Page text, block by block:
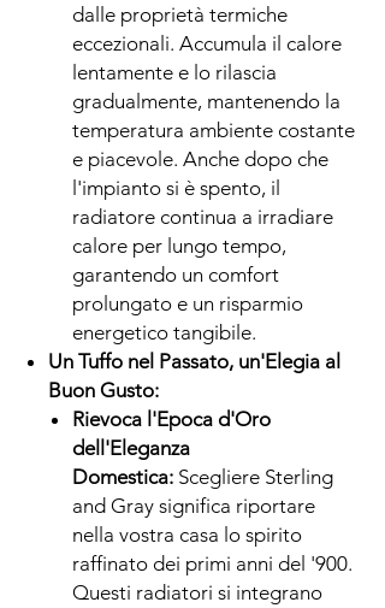
dalle proprietà termiche
eccezionali. Accumula il calore
lentamente e lo rilascia
gradualmente, mantenendo la
temperatura ambiente costante
e piacevole. Anche dopo che
l'impianto si è spento, il
radiatore continua a irradiare
calore per lungo tempo,
garantendo un comfort
prolungato e un risparmio
energetico tangibile.
Un Tuffo nel Passato, un'Elegia al
Buon Gusto:
Rievoca l'Epoca d'Oro
dell'Eleganza
Domestica: Scegliere Sterling
and Gray significa riportare
nella vostra casa lo spirito
raffinato dei primi anni del '900.
Questi radiatori si integrano